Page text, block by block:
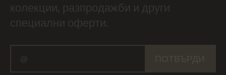
колекции, разпродажби и други
специални оферти.